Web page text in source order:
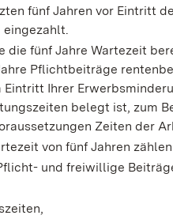
fünf Jahren vor Eintritt
eingezahlt.
die fünf Jahre Wartezeit
Pflichtbeiträge
Eintritt Ihrer
belegt ist, zum
Zeiten der
von fünf Jahren
und freiwillige